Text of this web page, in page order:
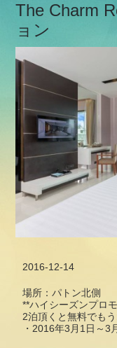
The Charm
ョン
2016-12-14
場所：パトン北側
**ハイシーズンプロ
2泊頂くと無料でも
・2016年3月1日～